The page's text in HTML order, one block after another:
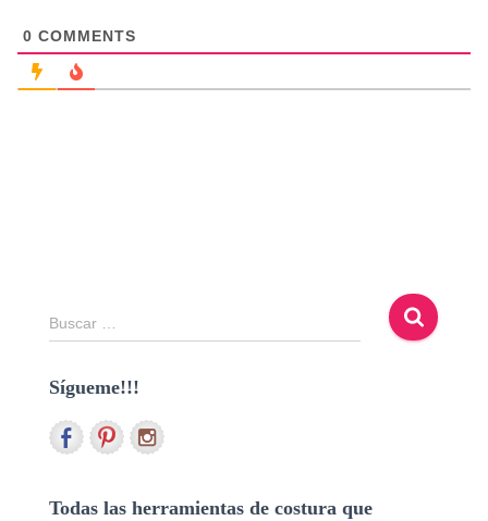
0 COMMENTS
B
u
c
r
Buscar …
Sígueme!!!
Todas las herramientas de costura que